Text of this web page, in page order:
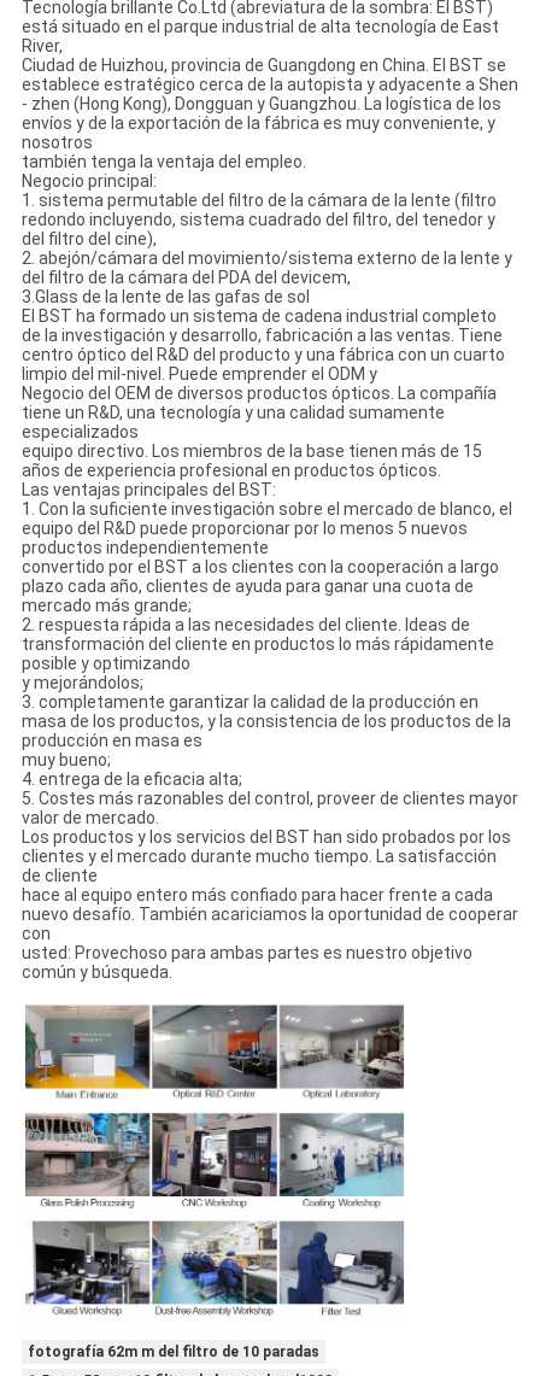
Tecnología brillante Co.Ltd (abreviatura de la sombra: El BST)
está situado en el parque industrial de alta tecnología de East
River,
Ciudad de Huizhou, provincia de Guangdong en China. El BST se
establece estratégico cerca de la autopista y adyacente a Shen
- zhen (Hong Kong), Dongguan y Guangzhou. La logística de los
envíos y de la exportación de la fábrica es muy conveniente, y
nosotros
también tenga la ventaja del empleo.
Negocio principal:
1. sistema permutable del filtro de la cámara de la lente (filtro
redondo incluyendo, sistema cuadrado del filtro, del tenedor y
del filtro del cine),
2. abejón/cámara del movimiento/sistema externo de la lente y
del filtro de la cámara del PDA del devicem,
3.Glass de la lente de las gafas de sol
El BST ha formado un sistema de cadena industrial completo
de la investigación y desarrollo, fabricación a las ventas. Tiene
centro óptico del R&D del producto y una fábrica con un cuarto
limpio del mil-nivel. Puede emprender el ODM y
Negocio del OEM de diversos productos ópticos. La compañía
tiene un R&D, una tecnología y una calidad sumamente
especializados
equipo directivo. Los miembros de la base tienen más de 15
años de experiencia profesional en productos ópticos.
Las ventajas principales del BST:
1. Con la suficiente investigación sobre el mercado de blanco, el
equipo del R&D puede proporcionar por lo menos 5 nuevos
productos independientemente
convertido por el BST a los clientes con la cooperación a largo
plazo cada año, clientes de ayuda para ganar una cuota de
mercado más grande;
2. respuesta rápida a las necesidades del cliente. Ideas de
transformación del cliente en productos lo más rápidamente
posible y optimizando
y mejorándolos;
3. completamente garantizar la calidad de la producción en
masa de los productos, y la consistencia de los productos de la
producción en masa es
muy bueno;
4. entrega de la eficacia alta;
5. Costes más razonables del control, proveer de clientes mayor
valor de mercado.
Los productos y los servicios del BST han sido probados por los
clientes y el mercado durante mucho tiempo. La satisfacción
de cliente
hace al equipo entero más confiado para hacer frente a cada
nuevo desafío. También acariciamos la oportunidad de cooperar
con
usted: Provechoso para ambas partes es nuestro objetivo
común y búsqueda.
fotografía 62m m del filtro de 10 paradas